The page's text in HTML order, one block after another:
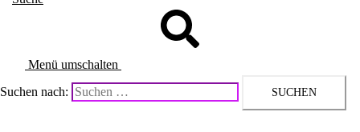
Menü umschalten
Suchen nach: